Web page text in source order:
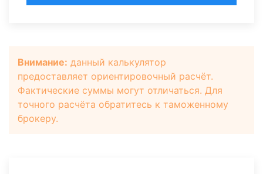
Внимание: данный калькулятор
предоставляет ориентировочный расчёт.
Фактические суммы могут отличаться. Для
точного расчёта обратитесь к таможенному
брокеру.